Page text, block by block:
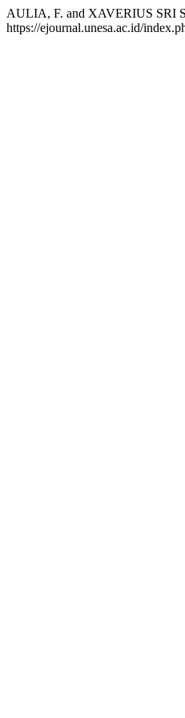
AULIA, F. and XAVERIUS SRI
https://ejournal.unesa.ac.id/